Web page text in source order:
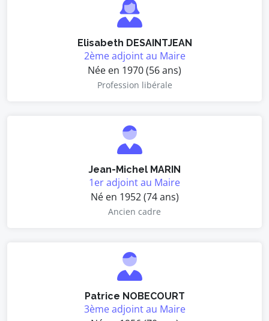
Elisabeth DESAINTJEAN
2ème adjoint au Maire
Née en 1970 (56 ans)
Profession libérale
Jean-Michel MARIN
1er adjoint au Maire
Né en 1952 (74 ans)
Ancien cadre
Patrice NOBECOURT
3ème adjoint au Maire